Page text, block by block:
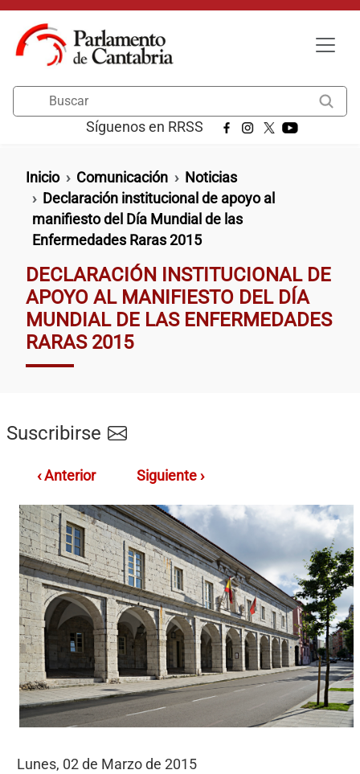
Pasar al contenido principal
Síguenos en RRSS
Ruta de navegación
Inicio Comunicación
Noticias
Declaración institucional de apoyo al
manifiesto del Día Mundial de las
Enfermedades Raras 2015
DECLARACIÓN INSTITUCIONAL DE
APOYO AL MANIFIESTO DEL DÍA
MUNDIAL DE LAS ENFERMEDADES
RARAS 2015
Suscribirse
‹ Anterior Siguiente ›
Lunes, 02 de Marzo de 2015